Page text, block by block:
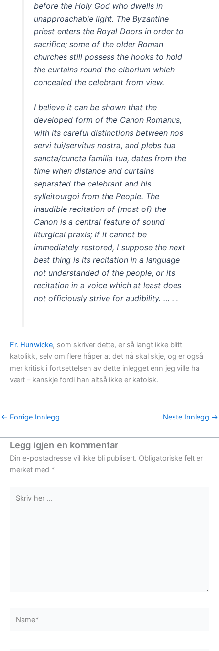
before the Holy God who dwells in
unapproachable light. The Byzantine
priest enters the Royal Doors in order to
sacrifice; some of the older Roman
churches still possess the hooks to hold
the curtains round the ciborium which
concealed the celebrant from view.
I believe it can be shown that the
developed form of the Canon Romanus,
with its careful distinctions between nos
servi tui/servitus nostra, and plebs tua
sancta/cuncta familia tua, dates from the
time when distance and curtains
separated the celebrant and his
sylleitourgoi from the People. The
inaudible recitation of (most of) the
Canon is a central feature of sound
liturgical praxis; if it cannot be
immediately restored, I suppose the next
best thing is its recitation in a language
not understanded of the people, or its
recitation in a voice which at least does
not officiously strive for audibility. … …
Fr. Hunwicke, som skriver dette, er så langt ikke blitt
katolikk, selv om flere håper at det nå skal skje, og er også
mer kritisk i fortsettelsen av dette inlegget enn jeg ville ha
vært – kanskje fordi han altså ikke er katolsk.
← Forrige Innlegg Neste Innlegg →
Legg igjen en kommentar
Din e-postadresse vil ikke bli publisert. Obligatoriske felt er
merket med *
her